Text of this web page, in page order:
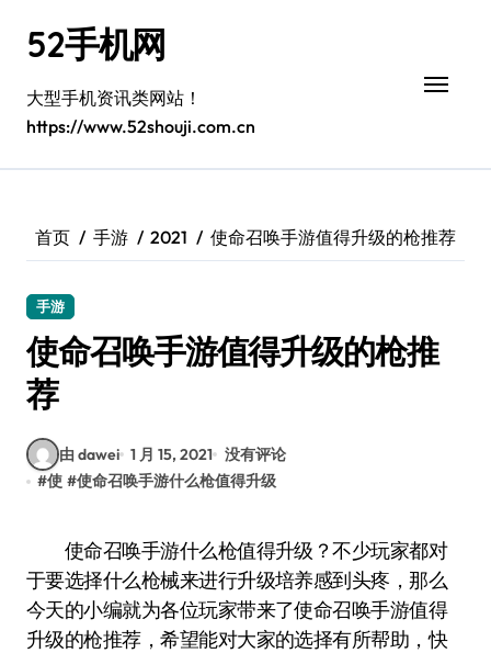
52手机网
大型手机资讯类网站！
https://www.52shouji.com.cn
首页 手游 2021 使命召唤手游值得升级的枪推荐
手游
使命召唤手游值得升级的枪推
荐
由 dawei 1 月 15, 2021 没有评论
#使 #使命召唤手游什么枪值得升级
使命召唤手游什么枪值得升级？不少玩家都对
于要选择什么枪械来进行升级培养感到头疼，那么
今天的小编就为各位玩家带来了使命召唤手游值得
升级的枪推荐，希望能对大家的选择有所帮助，快